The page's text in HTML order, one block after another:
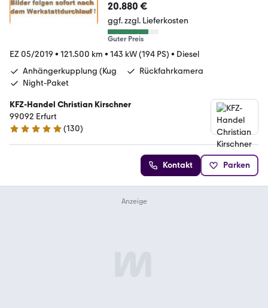
20.880 €
ggf. zzgl. Lieferkosten
Guter Preis
EZ 05/2019 • 121.500 km • 143 kW (194 PS) • Diesel
Anhängerkupplung (Kug
Rückfahrkamera
Night-Paket
KFZ-Handel Christian Kirschner
99092 Erfurt
5 Sterne
(130)
Kontakt Parken